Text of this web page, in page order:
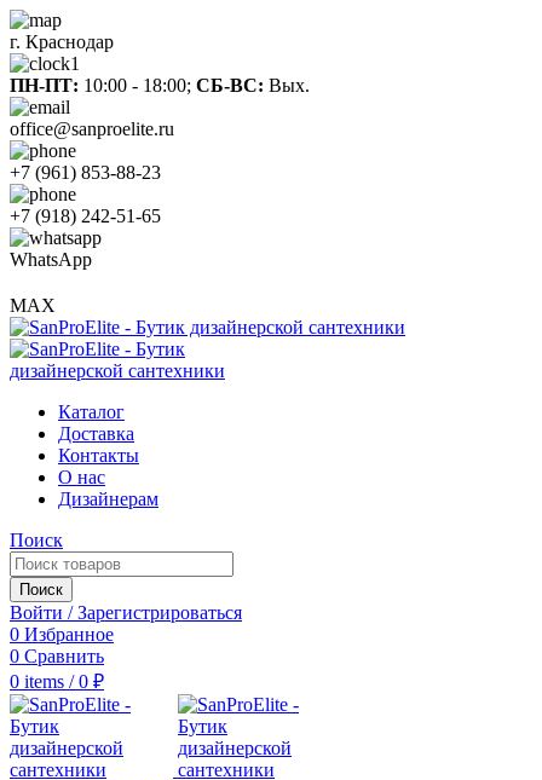
г. Краснодар
ПН-ПТ: 10:00 - 18:00; СБ-ВС: Вых.
office@sanproelite.ru
+7 (961) 853-88-23
+7 (918) 242-51-65
WhatsApp
MAX
Каталог
Доставка
Контакты
О нас
Дизайнерам
Поиск
Поиск
Войти / Зарегистрироваться
0 Избранное
0 Сравнить
0 items / 0 ₽